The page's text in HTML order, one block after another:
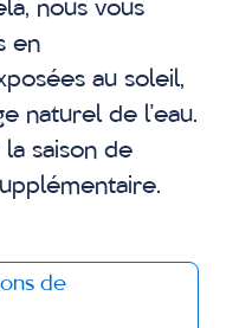
nous vous
en
au soleil,
naturel de l’eau.
saison de
de